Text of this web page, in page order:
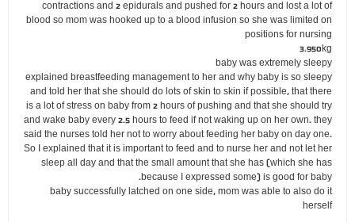
contractions and 2 epidurals and pushed for 2 hours and lost a lot of
blood so mom was hooked up to a blood infusion so she was limited on
positions for nursing
3.950kg
baby was extremely sleepy
explained breastfeeding management to her and why baby is so sleepy
and told her that she should do lots of skin to skin if possible, that there
is a lot of stress on baby from 2 hours of pushing and that she should try
and wake baby every 2.5 hours to feed if not waking up on her own. they
said the nurses told her not to worry about feeding her baby on day one.
So I explained that it is important to feed and to nurse her and not let her
sleep all day and that the small amount that she has (which she has
because I expressed some) is good for baby.
baby successfully latched on one side, mom was able to also do it
herself